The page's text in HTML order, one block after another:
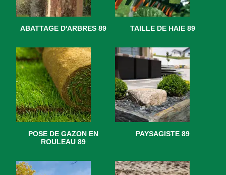
ABATTAGE D'ARBRES 89 TAILLE DE HAIE 89
POSE DE GAZON EN
ROULEAU 89
PAYSAGISTE 89